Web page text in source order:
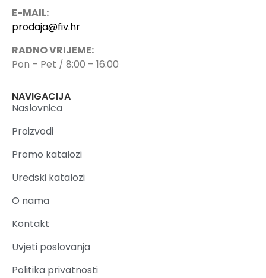
E-MAIL:
prodaja@fiv.hr
RADNO VRIJEME:
Pon – Pet / 8:00 – 16:00
NAVIGACIJA
Naslovnica
Proizvodi
Promo katalozi
Uredski katalozi
O nama
Kontakt
Uvjeti poslovanja
Politika privatnosti